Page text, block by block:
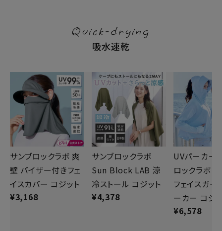
Quick-drying
吸水速乾
サンブロックラボ 爽
壁 バイザー付きフェ
イスカバー コジット
¥3,168
サンブロックラボ
Sun Block LAB 涼
冷ストール コジット
¥4,378
UVパーカー
ロックラボ
フェイスガー
ーカー コジ
¥6,578